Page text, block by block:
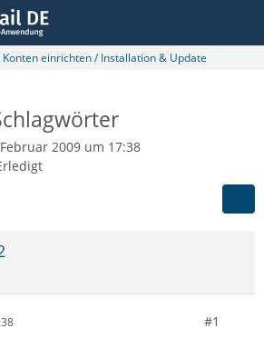
einrichten / Installation & Update
2009 um 17:38
#1